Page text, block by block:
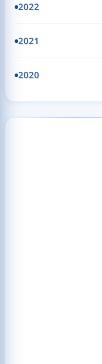
2022
2021
2020